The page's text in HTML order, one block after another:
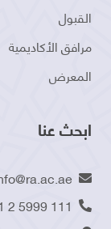
القبول
مرافق الأكاديمية
المعرض
ابحث عنا
2 5999 111